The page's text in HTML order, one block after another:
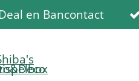
en Bancontact